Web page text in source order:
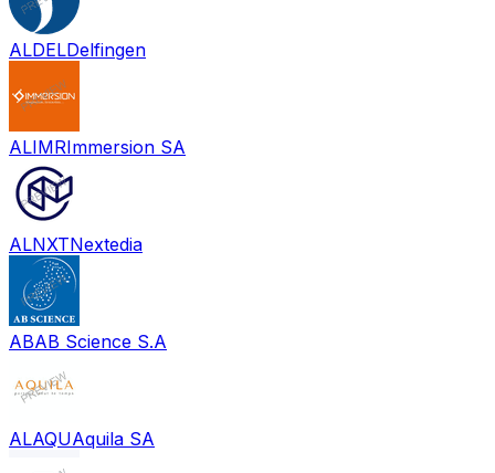
ALDELDelfingen
ALIMRImmersion SA
ALNXTNextedia
ABAB Science S.A
ALAQUAquila SA